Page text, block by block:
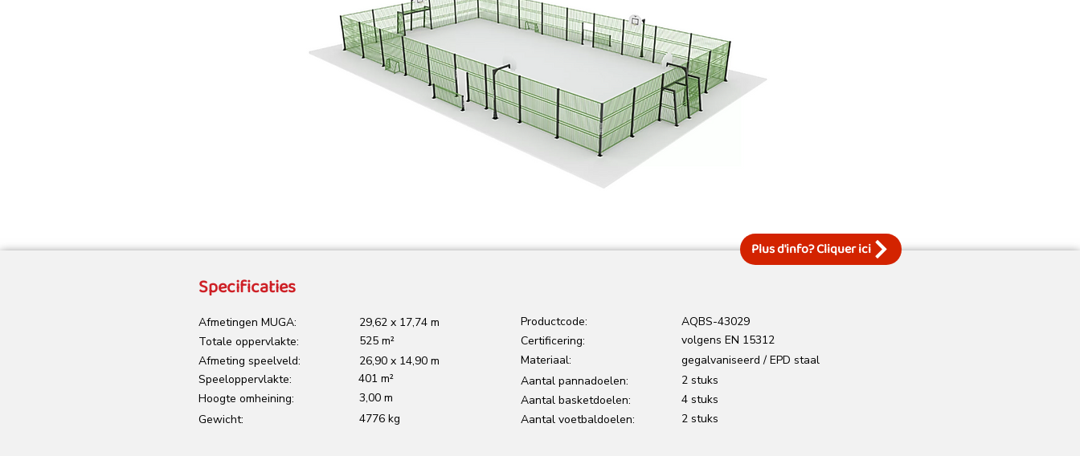
Specificaties
Afmetingen MUGA:
Totale oppervlakte:
Afmeting speelveld:
Speeloppervlakte:
Hoogte omheining:
Gewicht:
29,62 x 17,74 m
525 m²
26,90 x 14,90 m
401 m²
3,00 m
4776 kg
Productcode:
Certificering:
Materiaal:
Aantal pannadoelen:
Aantal basketdoelen:
Aantal voetbaldoelen:
AQBS-43029
volgens EN 15312
gegalvaniseerd / EPD staal
2 stuks
4 stuks
2 stuks
Plus d'info? Cliquer ici